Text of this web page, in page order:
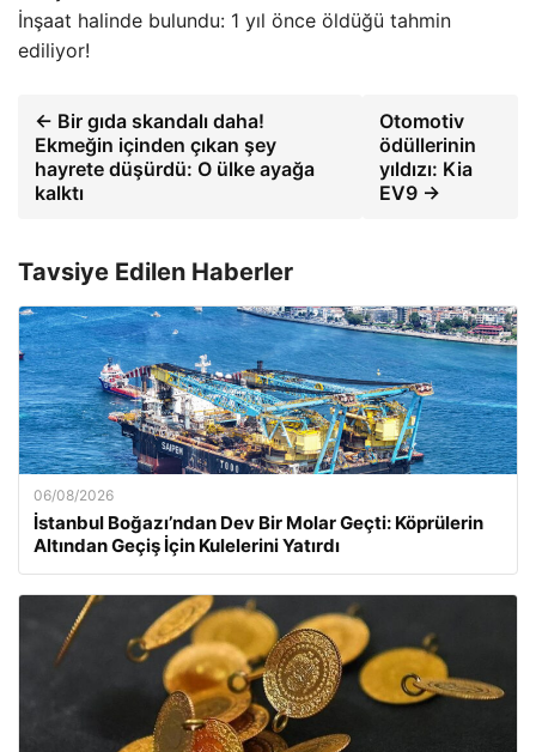
İnşaat halinde bulundu: 1 yıl önce öldüğü tahmin
ediliyor!
← Bir gıda skandalı daha!
Ekmeğin içinden çıkan şey
hayrete düşürdü: O ülke ayağa
kalktı
Otomotiv
ödüllerinin
yıldızı: Kia
EV9 →
Tavsiye Edilen Haberler
06/08/2026
İstanbul Boğazı’ndan Dev Bir Molar Geçti: Köprülerin
Altından Geçiş İçin Kulelerini Yatırdı